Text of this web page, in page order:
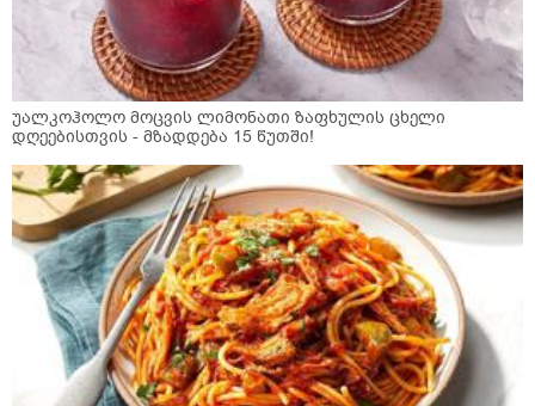
უალკოჰოლო მოცვის ლიმონათი ზაფხულის ცხელი
დღეებისთვის - მზადდება 15 წუთში!